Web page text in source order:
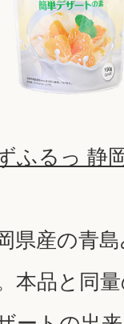
ふるっ 静
県産の青
本品と同